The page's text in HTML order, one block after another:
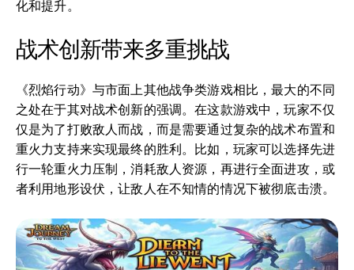
化和提升。
战术创新带来多重挑战
《烈焰行动》与市面上其他战争类游戏相比，最大的不同
之处在于其对战术创新的强调。在这款游戏中，玩家不仅
仅是为了打败敌人而战，而是需要通过复杂的战术布置和
重火力支持来实现最终的胜利。比如，玩家可以选择先进
行一轮重火力压制，消耗敌人资源，再进行全面进攻，或
者利用地形设伏，让敌人在不知情的情况下被彻底击溃。